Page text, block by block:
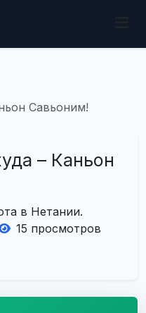
Савьоним!
– Каньон
в Нетании.
15 просмотров